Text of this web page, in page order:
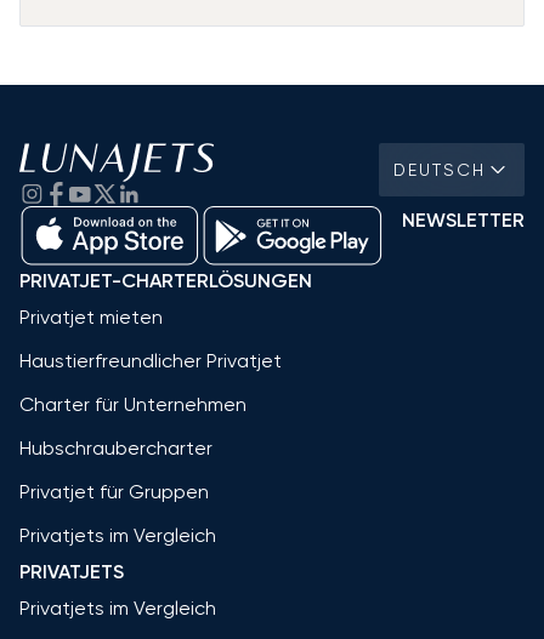
DEUTSCH
NEWSLETTER
PRIVATJET-CHARTERLÖSUNGEN
Privatjet mieten
Haustierfreundlicher Privatjet
Charter für Unternehmen
Hubschraubercharter
Privatjet für Gruppen
Privatjets im Vergleich
PRIVATJETS
Privatjets im Vergleich